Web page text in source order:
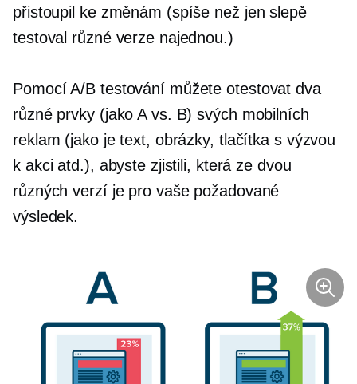
přistoupil ke změnám (spíše než jen slepě
testoval různé verze najednou.)
Pomocí A/B testování můžete otestovat dva
různé prvky (jako A vs. B) svých mobilních
reklam (jako je text, obrázky, tlačítka s výzvou
k akci atd.), abyste zjistili, která ze dvou
různých verzí je pro vaše požadované
výsledek.